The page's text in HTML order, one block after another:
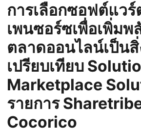
n
การเลือกซอฟต์แว
เพนซอร์ซเพื่อเพิ่มพ
ตลาดออนไลน์เป็น
เปรียบเทียบ
Marketplace
รายการ
Cocorico